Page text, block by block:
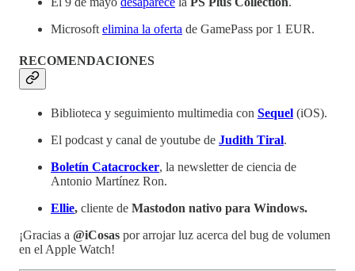
Microsoft elimina la oferta de GamePass por 1 EUR.
RECOMENDACIONES
Biblioteca y seguimiento multimedia con Sequel (iOS).
El podcast y canal de youtube de Judith Tiral.
Boletín Catacrocker, la newsletter de ciencia de
Antonio Martínez Ron.
Ellie, cliente de Mastodon nativo para Windows.
¡Gracias a @iCosas por arrojar luz acerca del bug de volumen
en el Apple Watch!